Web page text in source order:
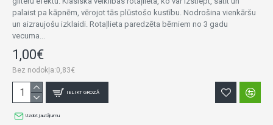
palaist pa kāpnēm, vērojot tās plūstošo kustību. Nodrošina vienkāršu
un aizraujošu izklaidi. Rotaļlieta paredzēta bērniem no 3 gadu
vecuma...
1,00€
Bez nodokļa:0,83€
IELIKT GROZĀ
Uzdot jautājumu